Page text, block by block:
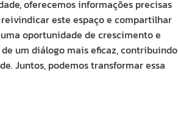
oferecemos informações precisas
este espaço e compartilhar
oportunidade de crescimento e
um diálogo mais eficaz, contribuindo
Juntos, podemos transformar essa